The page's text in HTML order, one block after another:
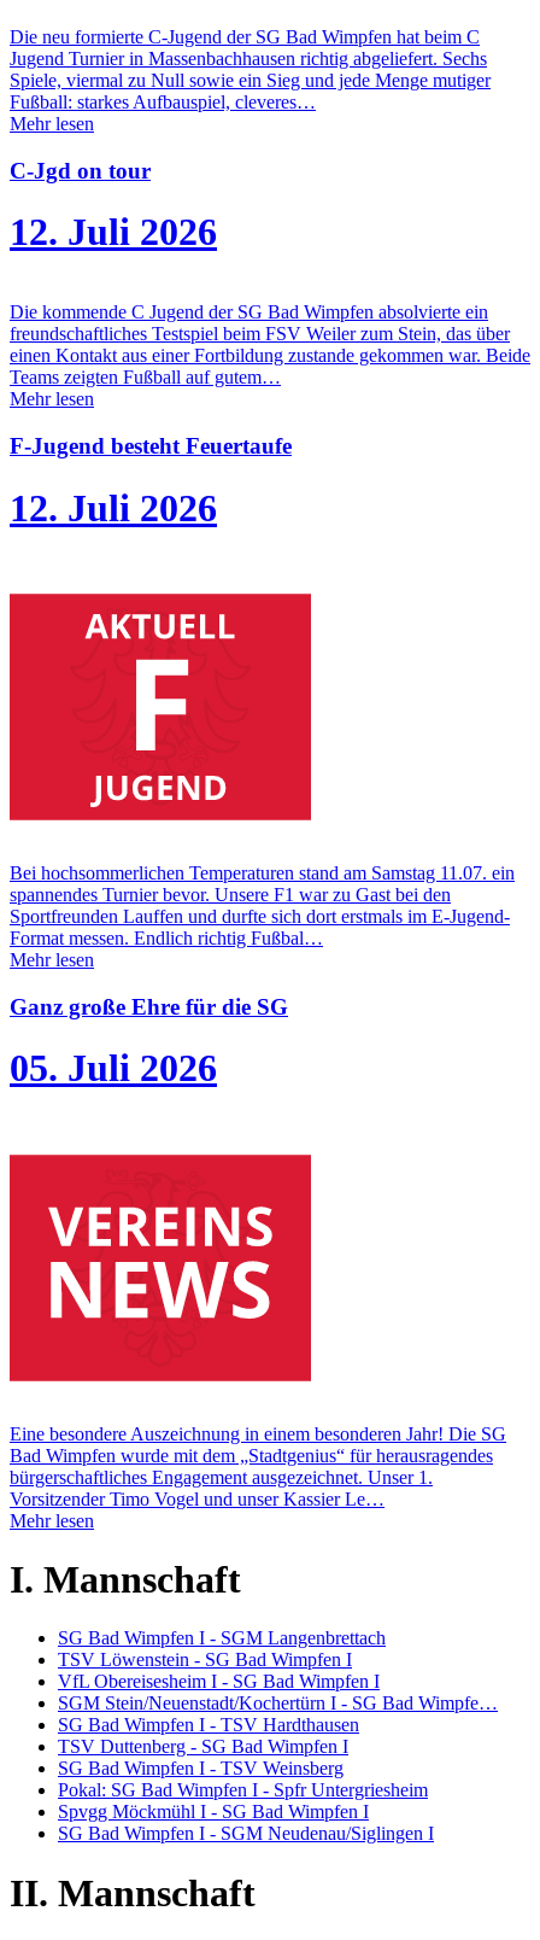
Die neu formierte C-Jugend der SG Bad Wimpfen hat beim C
Jugend Turnier in Massenbachhausen richtig abgeliefert. Sechs
Spiele, viermal zu Null sowie ein Sieg und jede Menge mutiger
Fußball: starkes Aufbauspiel, cleveres…
Mehr lesen
C-Jgd on tour
12. Juli 2026
Die kommende C Jugend der SG Bad Wimpfen absolvierte ein
freundschaftliches Testspiel beim FSV Weiler zum Stein, das über
einen Kontakt aus einer Fortbildung zustande gekommen war. Beide
Teams zeigten Fußball auf gutem…
Mehr lesen
F-Jugend besteht Feuertaufe
12. Juli 2026
Bei hochsommerlichen Temperaturen stand am Samstag 11.07. ein
spannendes Turnier bevor. Unsere F1 war zu Gast bei den
Sportfreunden Lauffen und durfte sich dort erstmals im E-Jugend-
Format messen. Endlich richtig Fußbal…
Mehr lesen
Ganz große Ehre für die SG
05. Juli 2026
Eine besondere Auszeichnung in einem besonderen Jahr! Die SG
Bad Wimpfen wurde mit dem „Stadtgenius“ für herausragendes
bürgerschaftliches Engagement ausgezeichnet. Unser 1.
Vorsitzender Timo Vogel und unser Kassier Le…
Mehr lesen
I. Mannschaft
SG Bad Wimpfen I - SGM Langenbrettach
TSV Löwenstein - SG Bad Wimpfen I
VfL Obereisesheim I - SG Bad Wimpfen I
SGM Stein/Neuenstadt/Kochertürn I - SG Bad Wimpfe…
SG Bad Wimpfen I - TSV Hardthausen
TSV Duttenberg - SG Bad Wimpfen I
SG Bad Wimpfen I - TSV Weinsberg
Pokal: SG Bad Wimpfen I - Spfr Untergriesheim
Spvgg Möckmühl I - SG Bad Wimpfen I
SG Bad Wimpfen I - SGM Neudenau/Siglingen I
II. Mannschaft